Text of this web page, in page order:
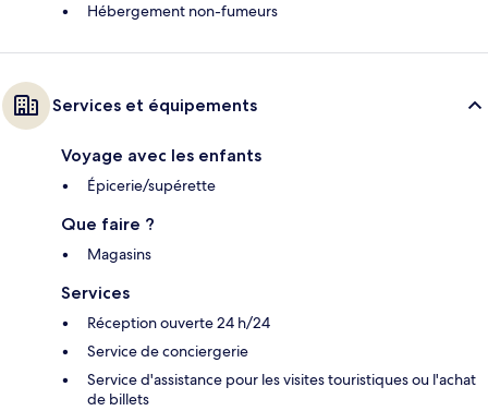
Hébergement non-fumeurs
Services et équipements
Voyage avec les enfants
Épicerie/supérette
Que faire ?
Magasins
Services
Réception ouverte 24 h/24
Service de conciergerie
Service d'assistance pour les visites touristiques ou l'achat
de billets